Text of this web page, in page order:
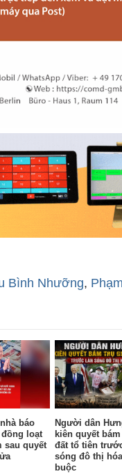
Bình Nhưỡng,
báo
loạt
sau quyết
Người dân
kiên quyết
đất tổ tiên
sóng đô thị
buộc